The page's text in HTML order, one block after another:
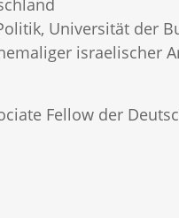
Universität der
israelischer
Fellow der